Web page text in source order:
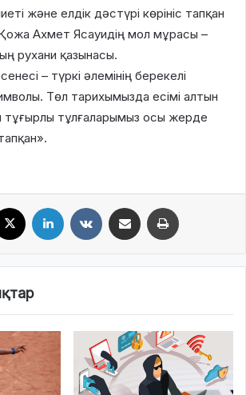
және елдік дәстүрі көрініс тапқан
Қожа Ахмет Ясауидің мол мұрасы –
рухани қазынасы.
– түркі әлемінің берекелі
Төл тарихымызда есімі алтын
тұғырлы тұлғаларымыз осы жерде